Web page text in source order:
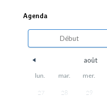
Agenda
lun. mar. mer.
27 28 29